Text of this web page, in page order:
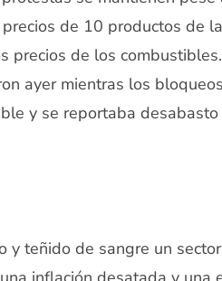
de 10 productos de
precios de los
ayer mientras los
y se reportaba
y teñido de sangre un